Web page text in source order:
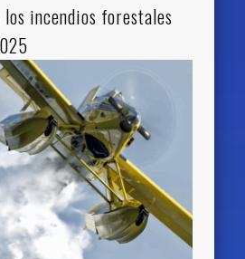
incendios forestales